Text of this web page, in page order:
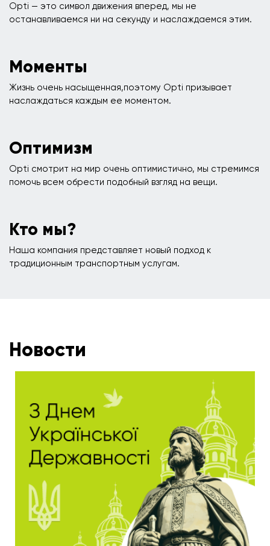
Opti — это символ движения вперед, мы не
останавливаемся ни на секунду и наслаждаемся этим.
Моменты
Жизнь очень насыщенная,поэтому Opti призывает
наслаждаться каждым ее моментом.
Оптимизм
Opti смотрит на мир очень оптимистично, мы стремимся
помочь всем обрести подобный взгляд на вещи.
Кто мы?
Наша компания представляет новый подход к
традиционным транспортным услугам.
Новости